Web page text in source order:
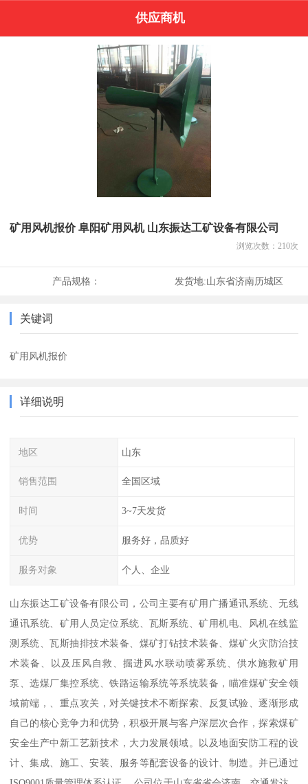
供应商机
矿用风机报价 阜阳矿用风机 山东振达工矿设备有限公司
浏览次数： 210次
产品规格： 发货地:山东省济南历城区
关键词
矿用风机报价
详细说明
地区 山东
销售范围 全国区域
时间 3~7天发货
优势 服务好，品质好
服务对象 个人、企业
山东振达工矿设备有限公司，公司主要有矿用广播通讯系统、无线
通讯系统、矿用人员定位系统、瓦斯系统、矿用机电、风机在线监
测系统、瓦斯抽排技术装备、煤矿打钻技术装备、煤矿火灾防治技
术装备、以及压风自救、掘进风水联动喷雾系统、供水施救矿用
泵、选煤厂集控系统、铁路运输系统等系统装备，瞄准煤矿安全领
域前端，、重点攻关，对关键技术不断探索、反复试验、逐渐形成
自己的核心竞争力和优势，积极开展与客户深层次合作，探索煤矿
安全生产中新工艺新技术，大力发展领域。以及地面安防工程的设
计、集成、施工、安装、服务等配套设备的设计、制造。并已通过